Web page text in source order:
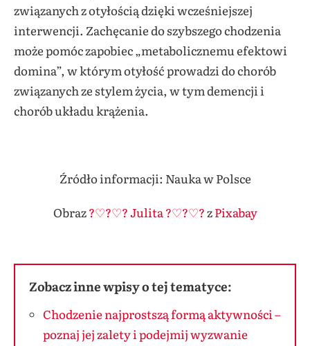
związanych z otyłością dzięki wcześniejszej
interwencji. Zachęcanie do szybszego chodzenia
może pomóc zapobiec „metabolicznemu efektowi
domina”, w którym otyłość prowadzi do chorób
związanych ze stylem życia, w tym demencji i
chorób układu krążenia.
Źródło informacji: Nauka w Polsce
Obraz?♡?♡? Julita ?♡?♡?zPixabay
Zobacz inne wpisy o tej tematyce:
Chodzenie najprostszą formą aktywności –
poznaj jej zalety i podejmij wyzwanie